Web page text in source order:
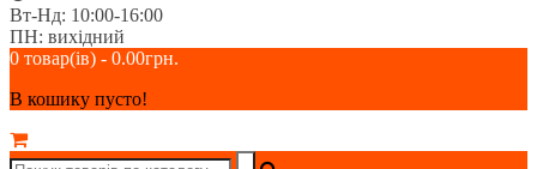
Вт-Нд: 10:00-16:00
ПН: вихідний
0 товар(ів) - 0.00грн.
В кошику пусто!